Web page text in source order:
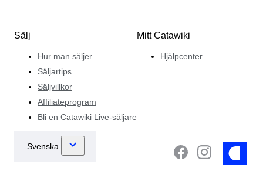
Sälj
Hur man säljer
Säljartips
Säljvillkor
Affiliateprogram
Bli en Catawiki Live-säljare
Mitt Catawiki
Hjälpcenter